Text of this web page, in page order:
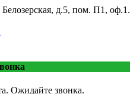
д.5, пом. П1, оф.1.
Ожидайте звонка.